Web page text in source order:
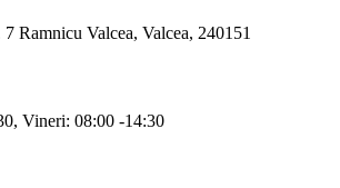
Ramnicu Valcea, Valcea, 240151
Vineri: 08:00 -14:30